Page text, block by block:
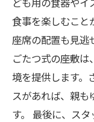
食事を楽しむこと
座席の配置も見逃
ごたつ式の座敷
境を提供します。
スがあれば、親も
す。 最後に、ス